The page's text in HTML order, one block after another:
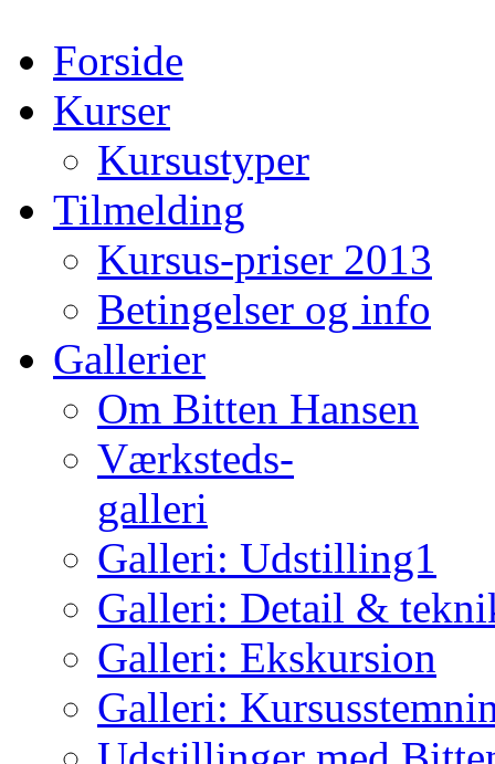
Forside
Kurser
Kursustyper
Tilmelding
Kursus-priser 2013
Betingelser og info
Gallerier
Om Bitten Hansen
Værksteds-
galleri
Galleri: Udstilling1
Galleri: Detail &
Galleri: Ekskursion
Galleri: